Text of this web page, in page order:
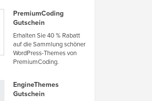
PremiumCoding
Gutschein
Erhalten Sie 40 % Rabatt
auf die Sammlung schöner
WordPress-Themes von
PremiumCoding.
EngineThemes
Gutschein